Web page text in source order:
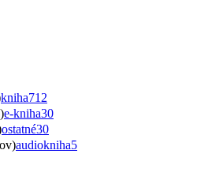
kniha712
e-kniha30
ostatné30
audiokniha5